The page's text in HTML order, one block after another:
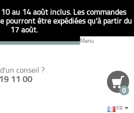
au 14 août inclus. Les commandes
pourront être expédiées qu'à partir du
17 août.
conseil ?
11 00
0
FR
Menu